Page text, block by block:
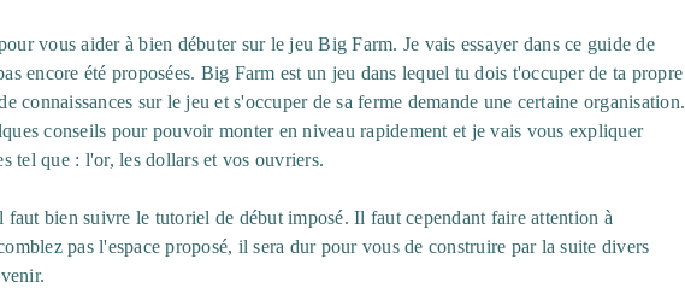
vous aider à bien débuter sur le jeu Big Farm. Je vais essayer dans ce guide de
encore été proposées. Big Farm est un jeu dans lequel tu dois t'occuper de ta propre
connaissances sur le jeu et s'occuper de sa ferme demande une certaine organisation.
conseils pour pouvoir monter en niveau rapidement et je vais vous expliquer
tel que : l'or, les dollars et vos ouvriers.
faut bien suivre le tutoriel de début imposé. Il faut cependant faire attention à
pas l'espace proposé, il sera dur pour vous de construire par la suite divers